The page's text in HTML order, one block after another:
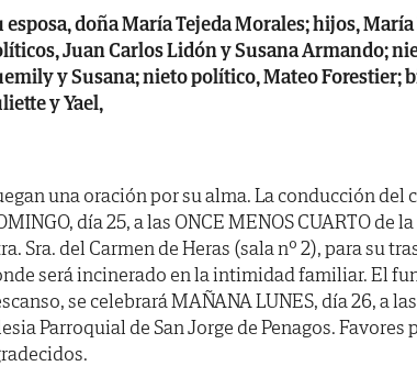
esposa, doña María Tejeda Morales; hijos,
Juan Carlos Lidón y Susana Armando;
y Susana; nieto político, Mateo Forestier;
y Yael,
una oración por su alma. La conducción del
día 25, a las ONCE MENOS CUARTO de
Sra. del Carmen de Heras (sala nº 2), para su
será incinerado en la intimidad familiar. El
se celebrará MAÑANA LUNES, día 26, a
Parroquial de San Jorge de Penagos.